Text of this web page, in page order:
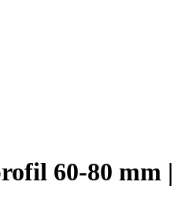
60-80 mm |